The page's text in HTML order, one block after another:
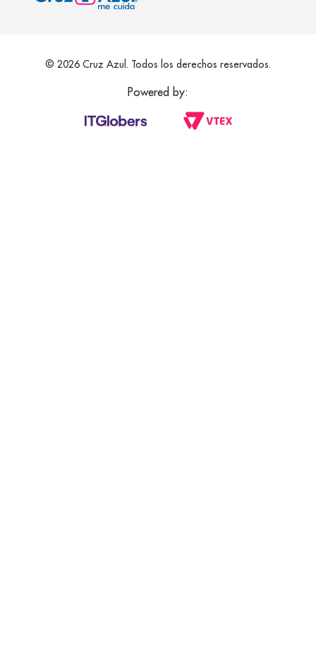
© 2026 Cruz Azul. Todos los derechos reservados.
Powered by: